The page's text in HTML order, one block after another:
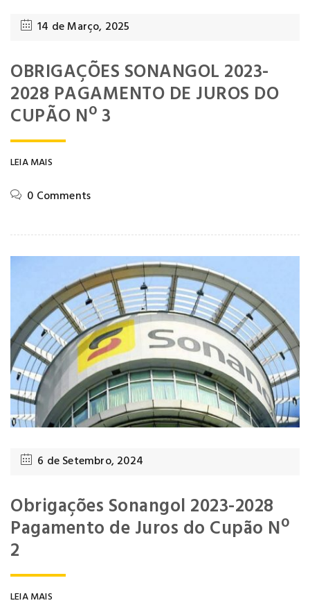
14 de Março, 2025
OBRIGAÇÕES SONANGOL 2023-
2028 PAGAMENTO DE JUROS DO
CUPÃO Nº 3
LEIA MAIS
0 Comments
6 de Setembro, 2024
Obrigações Sonangol 2023-2028
Pagamento de Juros do Cupão Nº
2
LEIA MAIS